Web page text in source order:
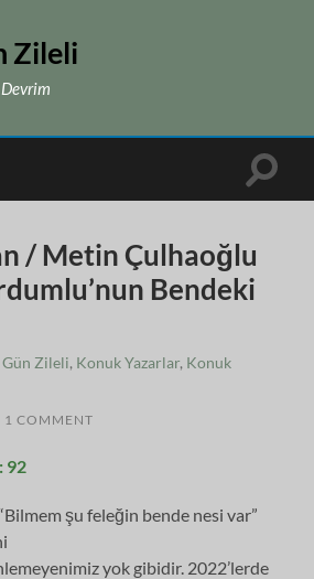
Zileli
Toggle
/ Metin Çulhaoğlu
Bendeki
Gün Zileli, Konuk Yazarlar, Konuk
1 COMMENT
92
şu feleğin bende nesi var”
yok gibidir. 2022’lerde